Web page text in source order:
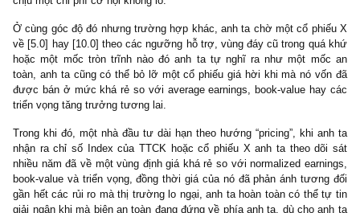
“financials” mà nên đầu tư thụ động vào rổ chỉ số theo một
trình kỷ luật, đều đặn (bởi vì nhóm tài chính vốn đã luôn chiếm tỷ
lớn 30%-40% trong rổ chỉ số, qua đó giúp nhà đầu tư phòng thủ
diversified khỏi mọi rủi ro vi mô).
(7) Đầu cơ timing chỉ số Index về vùng cảm tính 600 điểm
800 điểm mới bắt đầu mua, hoặc cổ phiếu X về vùng [5.0]
điểm mới bán, cổ phiếu X lên mốc giá tròn trĩnh [100.0] mới
xét bán, v.v
Trong quyển Nhà đầu tư thông minh 1949 , ngài Graham đã cho
hai cách mà một nhà đầu tư có thể tận dụng được những biến